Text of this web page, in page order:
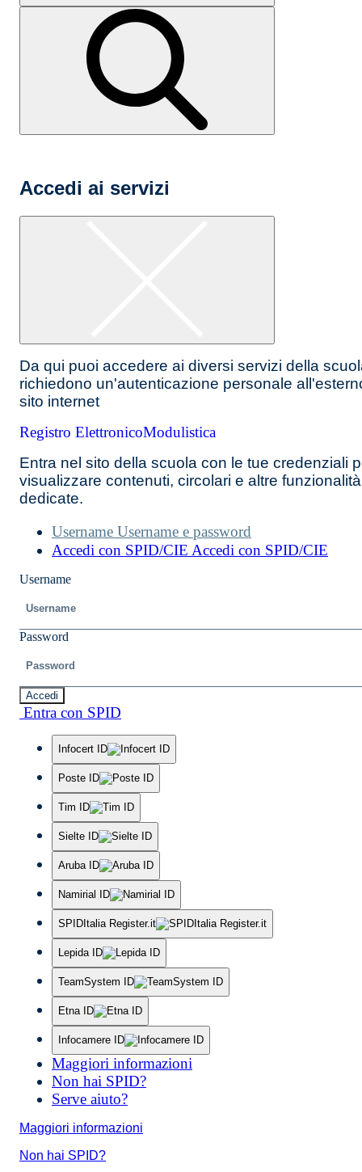
Accedi ai servizi
Da qui puoi accedere ai diversi servizi della
richiedono un'autenticazione personale
sito internet
Registro ElettronicoModulistica
Entra nel sito della scuola con le tue credenziali
visualizzare contenuti, circolari e altre
dedicate.
Username Username e password
Accedi con SPID/CIE Accedi con SPID/CIE
Username
Password
Accedi
Entra con SPID
Infocert ID
Poste ID
Tim ID
Sielte ID
Aruba ID
Namirial ID
SPIDItalia Register.it
Lepida ID
TeamSystem ID
Etna ID
Infocamere ID
Maggiori informazioni
Non hai SPID?
Serve aiuto?
Maggiori informazioni
Non hai SPID?